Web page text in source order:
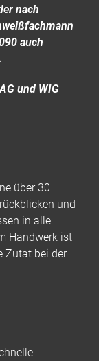
nach
auch
und WIG
über 30
und
in alle
Handwerk ist
Zutat bei der